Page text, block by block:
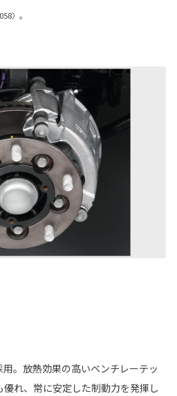
〉。
。放熱効果の高いベンチレーテッ
れ、常に安定した制動力を発揮し